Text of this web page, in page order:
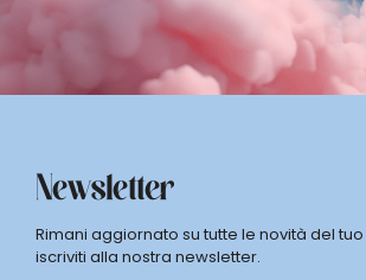
Newsletter
Rimani aggiornato su tutte le novità del tuo
iscriviti alla nostra newsletter.